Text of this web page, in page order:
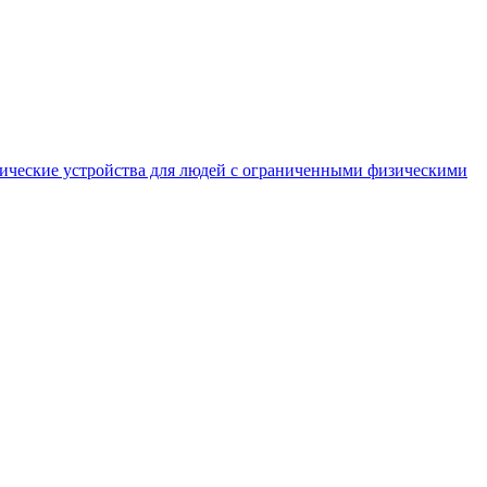
устройства для людей с ограниченными физическими